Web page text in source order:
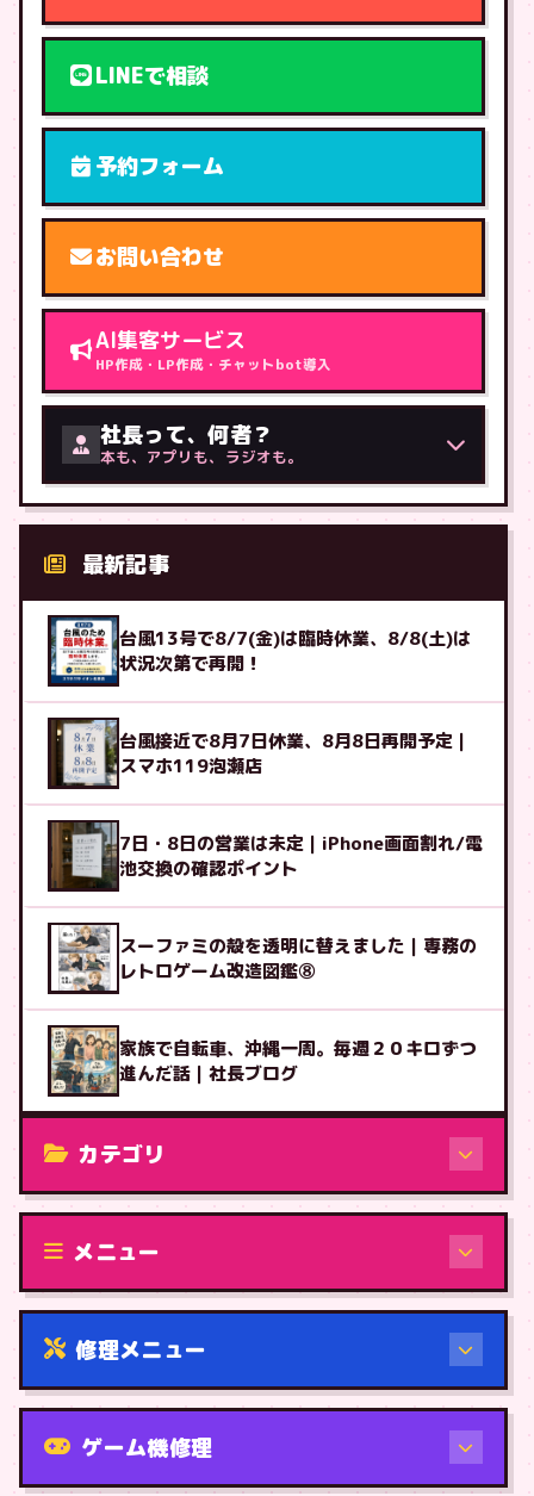
LINEで相談
予約フォーム
お問い合わせ
AI集客サービス
HP作成・LP作成・チャットbot導入
社長って、何者？
本も、アプリも、ラジオも。
最新記事
台風13号で8/7(金)は臨時休業、8/8(土)は
状況次第で再開！
台風接近で8月7日休業、8月8日再開予定｜
スマホ119泡瀬店
7日・8日の営業は未定｜iPhone画面割れ/電
池交換の確認ポイント
スーファミの殻を透明に替えました｜専務の
レトロゲーム改造図鑑⑧
家族で自転車、沖縄一周。毎週２０キロずつ
進んだ話｜社長ブログ
カテゴリ
修理（機種から）
メニュー
修理メニュー
機種から
ゲーム機修理